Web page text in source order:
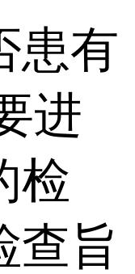
患有
进
检
查旨